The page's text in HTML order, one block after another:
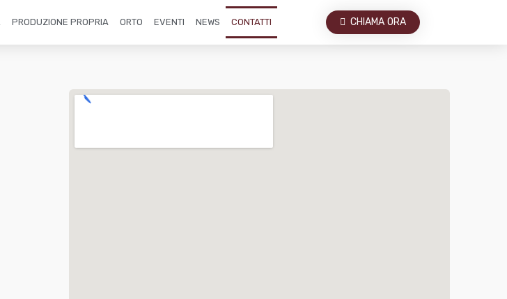
PRODUZIONE PROPRIA ORTO EVENTI NEWS CONTATTI CHIAMA ORA